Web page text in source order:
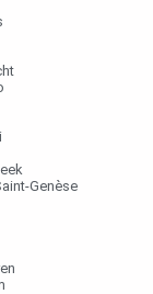
Genèse